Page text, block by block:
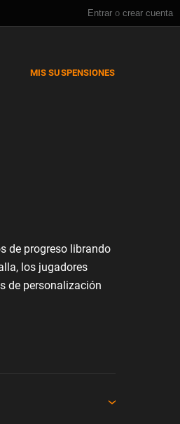
Entrar o crear cuenta
MIS SUSPENSIONES
de progreso librando
los jugadores
de personalización